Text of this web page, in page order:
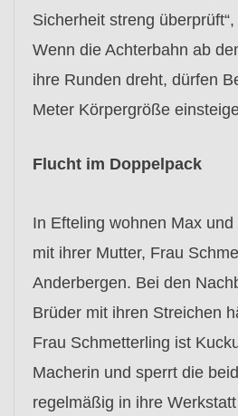
Sicherheit streng
Wenn die Achterbahn ab
ihre Runden dreht, dürfen
Meter Körpergröße
Flucht im Doppelpack
In Efteling wohnen Max
mit ihrer Mutter, Frau
Anderbergen. Bei den
Brüder mit ihren Streichen
Frau Schmetterling ist
Macherin und sperrt die
regelmäßig in ihre